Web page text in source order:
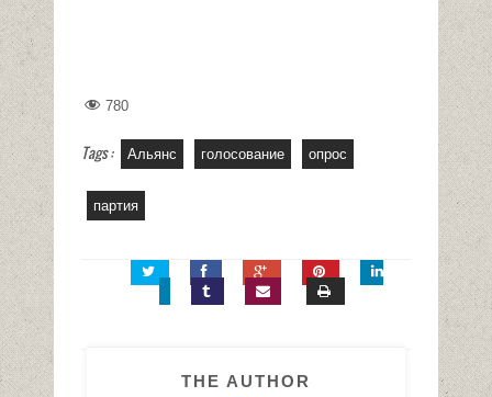
780
Tags : Альянс голосование опрос
партия
THE AUTHOR